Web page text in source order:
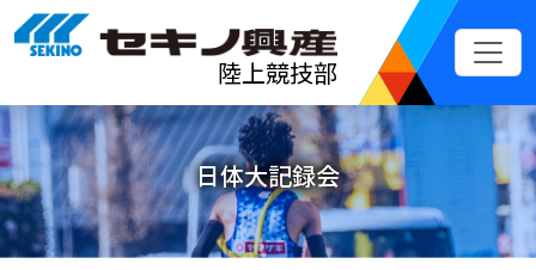
メインコンテンツへスキップ
陸上競技部
日体大記録会